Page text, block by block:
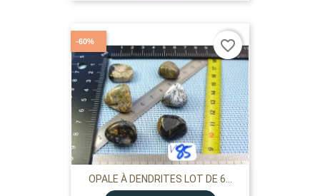
OPALE À DENDRITES LOT DE 6...
-60% favorite_border